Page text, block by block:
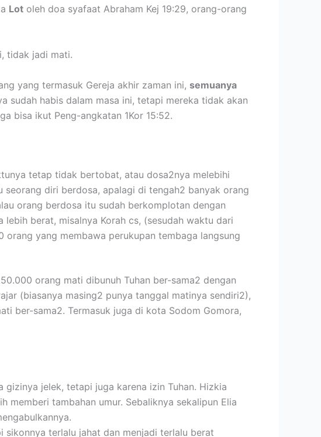
Lot oleh doa syafaat Abraham Kej 19:29, orang-orang
tidak jadi mati.
yang termasuk Gereja akhir zaman ini, semuanya
sudah habis dalam masa ini, tetapi mereka tidak akan
bisa ikut Peng-angkatan 1Kor 15:52.
tetap tidak bertobat, atau dosa2nya melebihi
seorang diri berdosa, apalagi di tengah2 banyak orang
orang berdosa itu sudah berkomplotan dengan
berat, misalnya Korah cs, (sesudah waktu dari
yang membawa perukupan tembaga langsung
orang mati dibunuh Tuhan ber-sama2 dengan
(biasanya masing2 punya tanggal matinya sendiri2),
ber-sama2. Termasuk juga di kota Sodom Gomora,
gizinya jelek, tetapi juga karena izin Tuhan. Hizkia
memberi tambahan umur. Sebaliknya sekalipun Elia
sikonnya terlalu jahat dan menjadi terlalu berat